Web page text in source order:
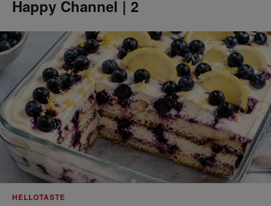
Happy Channel | 2
HELLOTASTE